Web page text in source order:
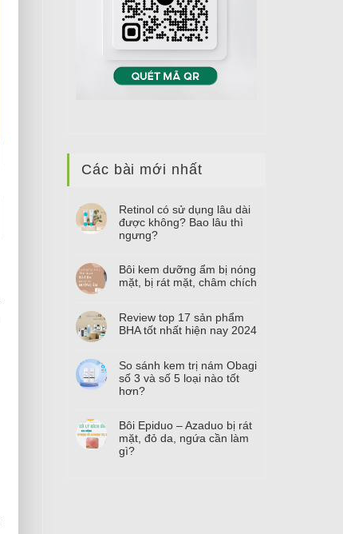
Các bài mới nhất
Retinol có sử dụng lâu dài
được không? Bao lâu thì
ngưng?
Bôi kem dưỡng ẩm bị nóng
mặt, bị rát mặt, châm chích
Review top 17 sản phẩm
BHA tốt nhất hiện nay 2024
So sánh kem trị nám Obagi
số 3 và số 5 loại nào tốt
hơn?
Bôi Epiduo – Azaduo bị rát
mặt, đỏ da, ngứa cần làm
gì?